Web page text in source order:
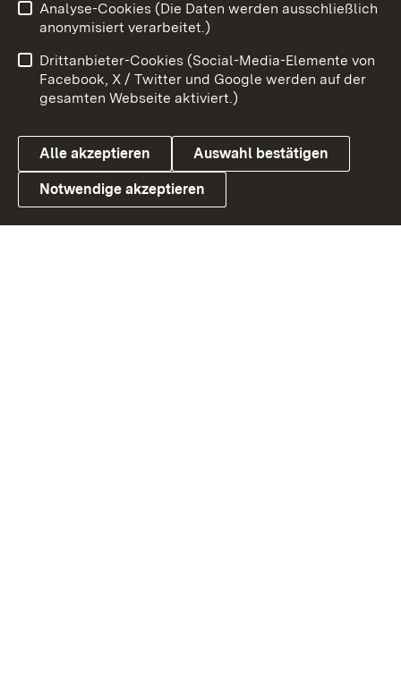
Link zum Landesportal
Benutzungshinweise
Barrierefreiheit
Datenschutz
Cookies
Analyse-Cookies (Die Daten werden ausschließlich
anonymisiert verarbeitet.)
Drittanbieter-Cookies (Social-Media-Elemente von
Facebook, X / Twitter und Google werden auf der
gesamten Webseite aktiviert.)
Alle akzeptieren Auswahl bestätigen
Notwendige akzeptieren